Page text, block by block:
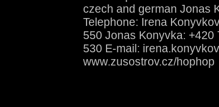
czech and german Jonas
Telephone: Irena
550 Jonas Konyvka: +420
530 E-mail:
www.zusostrov.cz/hophop